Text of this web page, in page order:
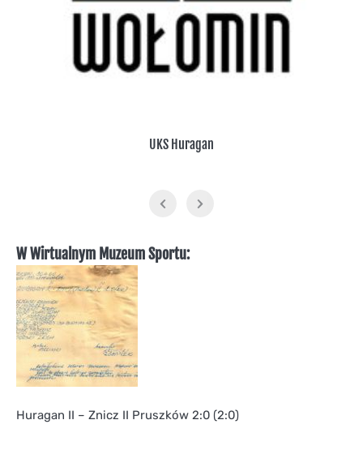
UKS Huragan
W Wirtualnym Muzeum Sportu:
Huragan II – Znicz II Pruszków 2:0 (2:0)